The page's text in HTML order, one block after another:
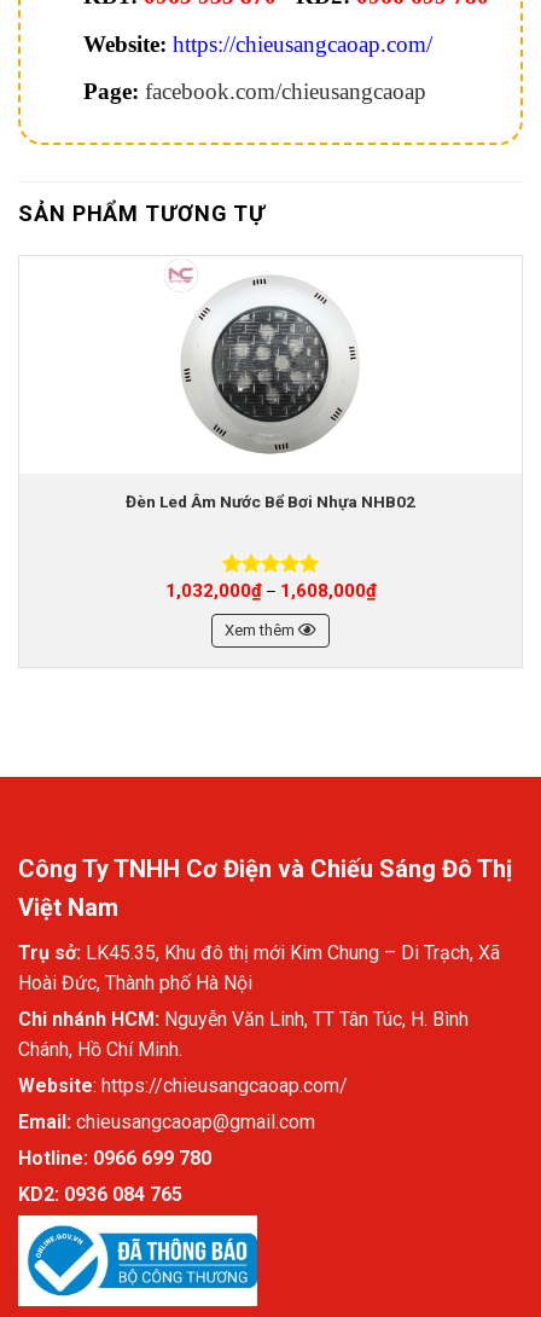
Website: https://chieusangcaoap.com/
Page: facebook.com/chieusangcaoap
SẢN PHẨM TƯƠNG TỰ
Đèn Led Âm Nước Bể Bơi Nhựa NHB02
Được xếp
hạng5.00
5 sao
1,032,000₫– 1,608,000₫
Xem thêm
Công Ty TNHH Cơ Điện và Chiếu Sáng Đô Thị
Việt Nam
Trụ sở: LK45.35, Khu đô thị mới Kim Chung – Di Trạch, Xã
Hoài Đức, Thành phố Hà Nội
Chi nhánh HCM: Nguyễn Văn Linh, TT Tân Túc, H. Bình
Chánh, Hồ Chí Minh.
Website: https://chieusangcaoap.com/
Email: chieusangcaoap@gmail.com
Hotline: 0966 699 780
KD2: 0936 084 765